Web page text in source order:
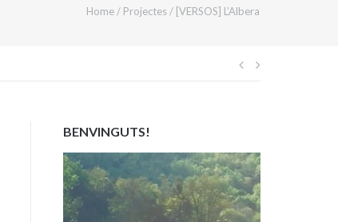
Home/ Projectes/ [VERSOS] L’Albera
Navegació
BENVINGUTS!